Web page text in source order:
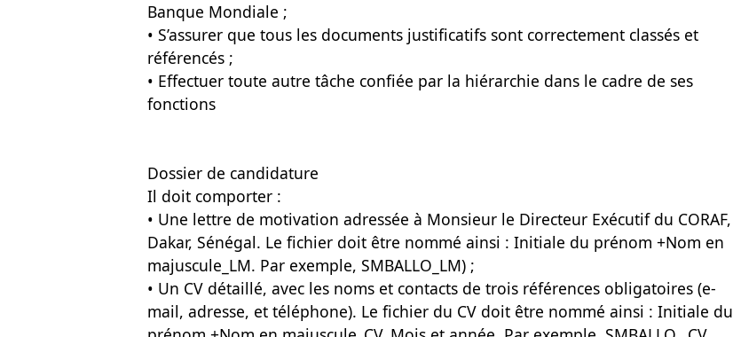
Banque Mondiale ;
• S’assurer que tous les documents justificatifs sont correctement classés et
référencés ;
• Effectuer toute autre tâche confiée par la hiérarchie dans le cadre de ses
fonctions
Dossier de candidature
Il doit comporter :
• Une lettre de motivation adressée à Monsieur le Directeur Exécutif du CORAF,
Dakar, Sénégal. Le fichier doit être nommé ainsi : Initiale du prénom +Nom en
majuscule_LM. Par exemple, SMBALLO_LM) ;
• Un CV détaillé, avec les noms et contacts de trois références obligatoires (e-
mail, adresse, et téléphone). Le fichier du CV doit être nommé ainsi : Initiale du